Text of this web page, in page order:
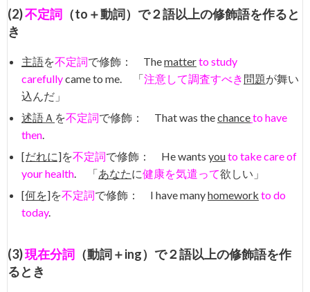
(2)不定詞 （to＋動詞）で２語以上の修飾語を作ると
き
主語を不定詞で修飾： Thematterto study
carefullycame to me. 「注意して調査すべき 問題が舞い
込んだ」
述語Ａ を不定詞で修飾： That was thechanceto have
then.
[だれに]を不定詞で修飾： He wants youto take care of
your health. 「あなたに健康を気遣って欲しい」
[何を]を不定詞で修飾： I have manyhomework to do
today.
(3)現在分詞 （動詞＋ing）で２語以上の修飾語を作
るとき